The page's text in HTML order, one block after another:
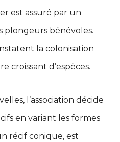
est assuré par un
plongeurs bénévoles.
la colonisation
croissant d’espèces.
l’association décide
en variant les formes
récif conique, est